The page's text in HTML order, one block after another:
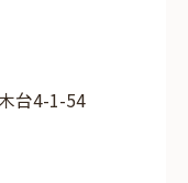
台4-1-54